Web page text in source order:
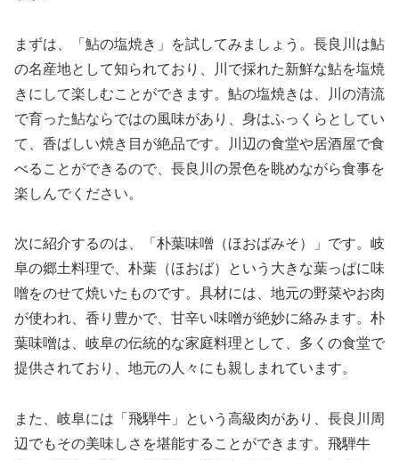
まずは、「鮎の塩焼き」を試してみましょう。長良川は鮎
の名産地として知られており、川で採れた新鮮な鮎を塩焼
きにして楽しむことができます。鮎の塩焼きは、川の清流
で育った鮎ならではの風味があり、身はふっくらとしてい
て、香ばしい焼き目が絶品です。川辺の食堂や居酒屋で食
べることができるので、長良川の景色を眺めながら食事を
楽しんでください。
次に紹介するのは、「朴葉味噌（ほおばみそ）」です。岐
阜の郷土料理で、朴葉（ほおば）という大きな葉っぱに味
噌をのせて焼いたものです。具材には、地元の野菜やお肉
が使われ、香り豊かで、甘辛い味噌が絶妙に絡みます。朴
葉味噌は、岐阜の伝統的な家庭料理として、多くの食堂で
提供されており、地元の人々にも親しまれています。
また、岐阜には「飛騨牛」という高級肉があり、長良川周
辺でもその美味しさを堪能することができます。飛騨牛